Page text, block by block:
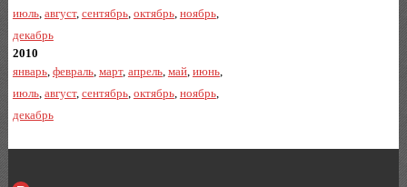
июль, август, сентябрь, октябрь, ноябрь,
декабрь
2010
январь, февраль, март, апрель, май, июнь,
июль, август, сентябрь, октябрь, ноябрь,
декабрь